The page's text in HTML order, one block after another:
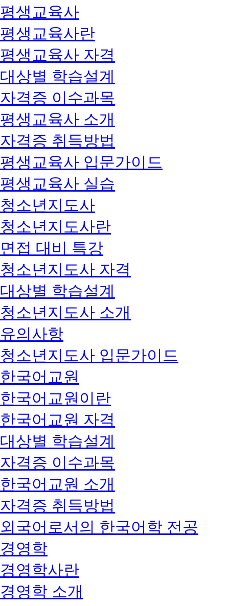
평생교육사
평생교육사란
평생교육사 자격
대상별 학습설계
자격증 이수과목
평생교육사 소개
자격증 취득방법
평생교육사 입문가이드
평생교육사 실습
청소년지도사
청소년지도사란
면접 대비 특강
청소년지도사 자격
대상별 학습설계
청소년지도사 소개
유의사항
청소년지도사 입문가이드
한국어교원
한국어교원이란
한국어교원 자격
대상별 학습설계
자격증 이수과목
한국어교원 소개
자격증 취득방법
외국어로서의 한국어학 전공
경영학
경영학사란
경영학 소개